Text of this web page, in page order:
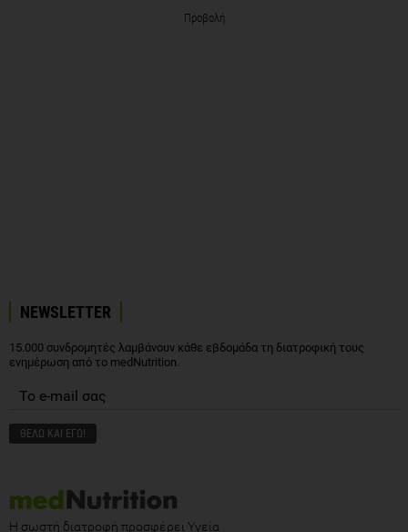
Προβολή
NEWSLETTER
15.000 συνδρομητές λαμβάνουν κάθε εβδομάδα τη διατροφική τους
ενημέρωση από το medNutrition.
Η σωστή διατροφή προσφέρει Υγεία